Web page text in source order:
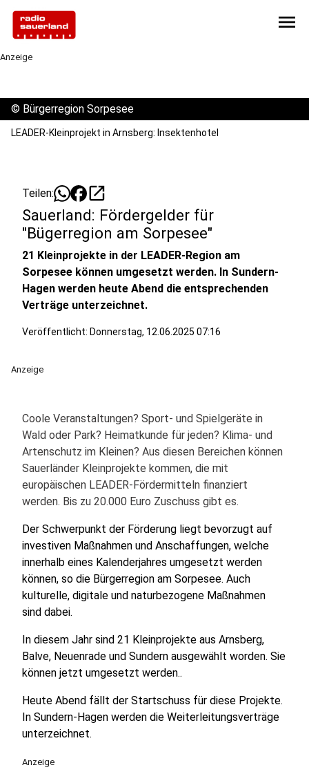
menu
Anzeige
© Bürgerregion Sorpesee
LEADER-Kleinprojekt in Arnsberg: Insektenhotel
Teilen: open_in_new
Sauerland: Fördergelder für
"Bügerregion am Sorpesee"
21 Kleinprojekte in der LEADER-Region am
Sorpesee können umgesetzt werden. In Sundern-
Hagen werden heute Abend die entsprechenden
Verträge unterzeichnet.
Veröffentlicht: Donnerstag, 12.06.2025 07:16
Anzeige
Coole Veranstaltungen? Sport- und Spielgeräte in
Wald oder Park? Heimatkunde für jeden? Klima- und
Artenschutz im Kleinen? Aus diesen Bereichen können
Sauerländer Kleinprojekte kommen, die mit
europäischen LEADER-Fördermitteln finanziert
werden. Bis zu 20.000 Euro Zuschuss gibt es.
Der Schwerpunkt der Förderung liegt bevorzugt auf
investiven Maßnahmen und Anschaffungen, welche
innerhalb eines Kalenderjahres umgesetzt werden
können, so die Bürgerregion am Sorpesee. Auch
kulturelle, digitale und naturbezogene Maßnahmen
sind dabei.
In diesem Jahr sind 21 Kleinprojekte aus Arnsberg,
Balve, Neuenrade und Sundern ausgewählt worden. Sie
können jetzt umgesetzt werden..
Heute Abend fällt der Startschuss für diese Projekte.
In Sundern-Hagen werden die Weiterleitungsverträge
unterzeichnet.
Anzeige